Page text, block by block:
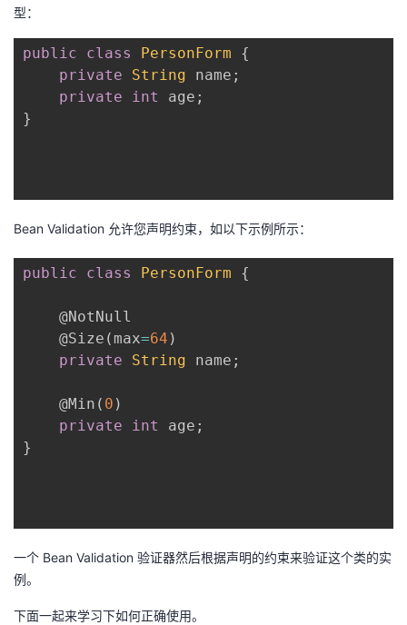
型：
public class PersonForm
{
private
String name ;
private
int age ;
}
Bean Validation 允许您声明约束，如以下示例所示：
public class PersonForm {
@NotNull
@Size ( max=64 )
private
String name ;
@Min ( 0 )
private
int age ;
}
一个 Bean Validation 验证器然后根据声明的约束来验证这个类的实
例。
下面一起来学习下如何正确使用。